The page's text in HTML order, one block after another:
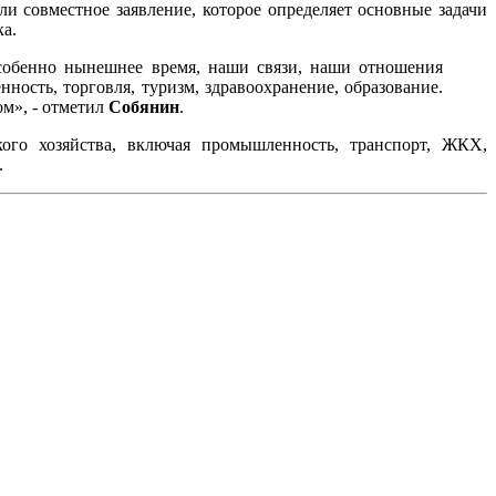
совместное заявление, которое определяет основные задачи
нынешнее время, наши связи, наши отношения
торговля, туризм, здравоохранение, образование.
- отметил Собянин.
хозяйства, включая промышленность, транспорт, ЖКХ,